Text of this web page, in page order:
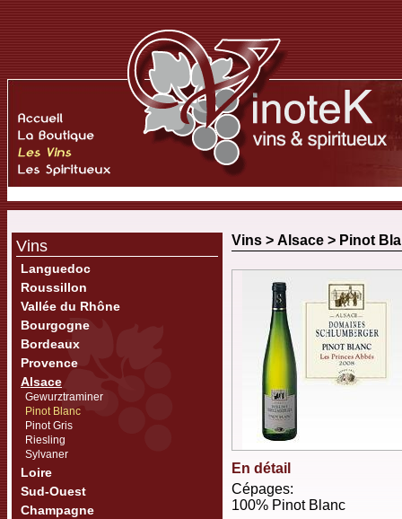
Vins
Languedoc
Roussillon
Vallée du Rhône
Bourgogne
Bordeaux
Provence
Alsace
Gewurztraminer
Pinot Blanc
Pinot Gris
Riesling
Sylvaner
Loire
Sud-Ouest
Champagne
Vins > Alsace > Pinot
En détail
Cépages:
100% Pinot Blanc